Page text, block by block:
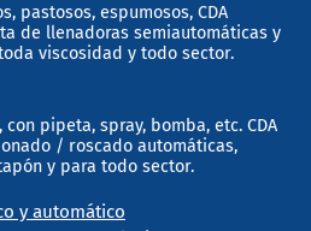
pastosos, espumosos, CDA
de llenadoras semiautomáticas y
viscosidad y todo sector.
pipeta, spray, bomba, etc. CDA
/ roscado automáticas,
y para todo sector.
y automático